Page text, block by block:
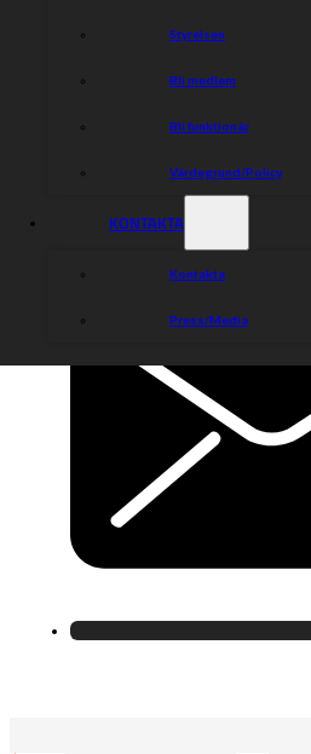
Styrelsen
Bli medlem
Bli funktionär
Värdegrund/Policy
KONTAKTA
Kontakta
Press/Media